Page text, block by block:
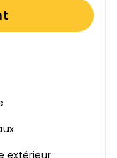
extérieur